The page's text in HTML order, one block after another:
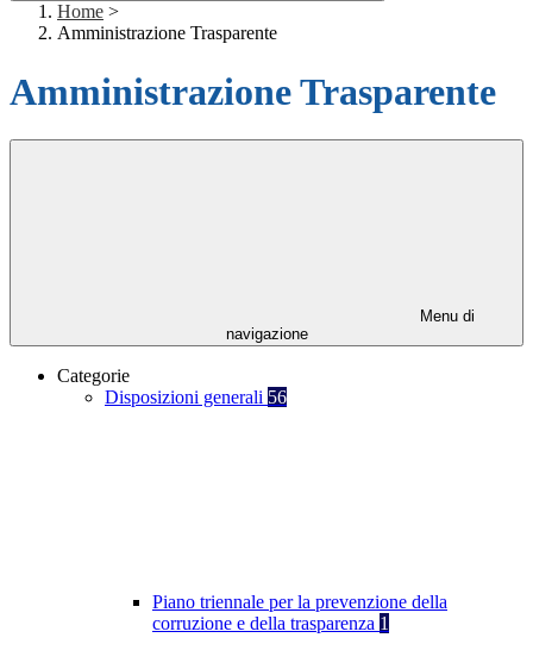
Home >
Amministrazione Trasparente
Amministrazione Trasparente
Menu di
navigazione
Categorie
Disposizioni generali 56
Piano triennale per la prevenzione della
corruzione e della trasparenza 1